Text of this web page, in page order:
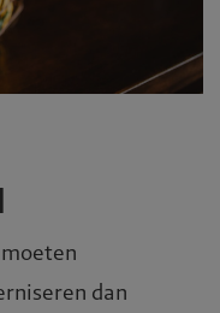
dan